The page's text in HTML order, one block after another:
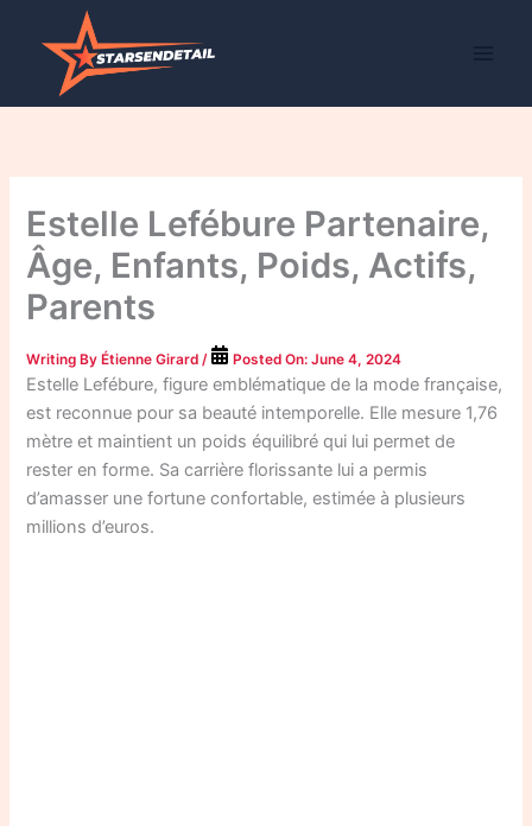
Estelle Lefébure Partenaire,
Âge, Enfants, Poids, Actifs,
Parents
Writing ByÉtienne Girard / Posted On:June 4, 2024
Estelle Lefébure, figure emblématique de la mode française,
est reconnue pour sa beauté intemporelle. Elle mesure 1,76
mètre et maintient un poids équilibré qui lui permet de
rester en forme. Sa carrière florissante lui a permis
d’amasser une fortune confortable, estimée à plusieurs
millions d’euros.